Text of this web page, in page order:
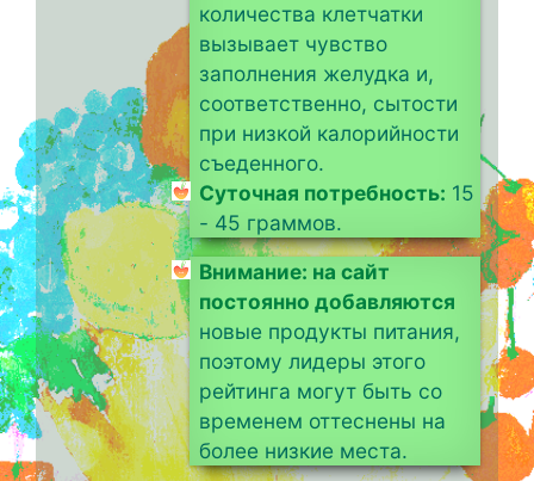
количества клетчатки
вызывает чувство
заполнения желудка и,
соответственно, сытости
при низкой калорийности
съеденного.
Суточная потребность: 15
- 45 граммов.
Внимание: на сайт
постоянно добавляются
новые продукты питания,
поэтому лидеры этого
рейтинга могут быть со
временем оттеснены на
более низкие места.